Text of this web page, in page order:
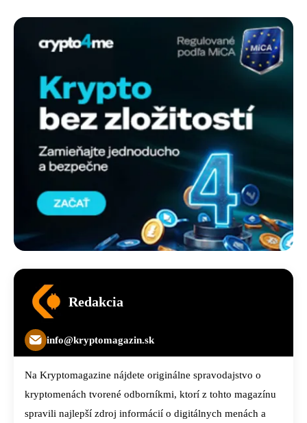
Redakcia
info@kryptomagazin.sk
Na Kryptomagazine nájdete originálne spravodajstvo o
kryptomenách tvorené odborníkmi, ktorí z tohto magazínu
spravili najlepší zdroj informácií o digitálnych menách a